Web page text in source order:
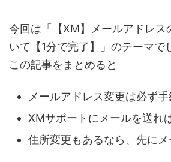
今回は「【XM】メールアドレス
いて【1分で完了】」のテーマで
この記事をまとめると
メールアドレス変更は必ず手
XMサポートにメールを送れ
住所変更もあるなら、先に